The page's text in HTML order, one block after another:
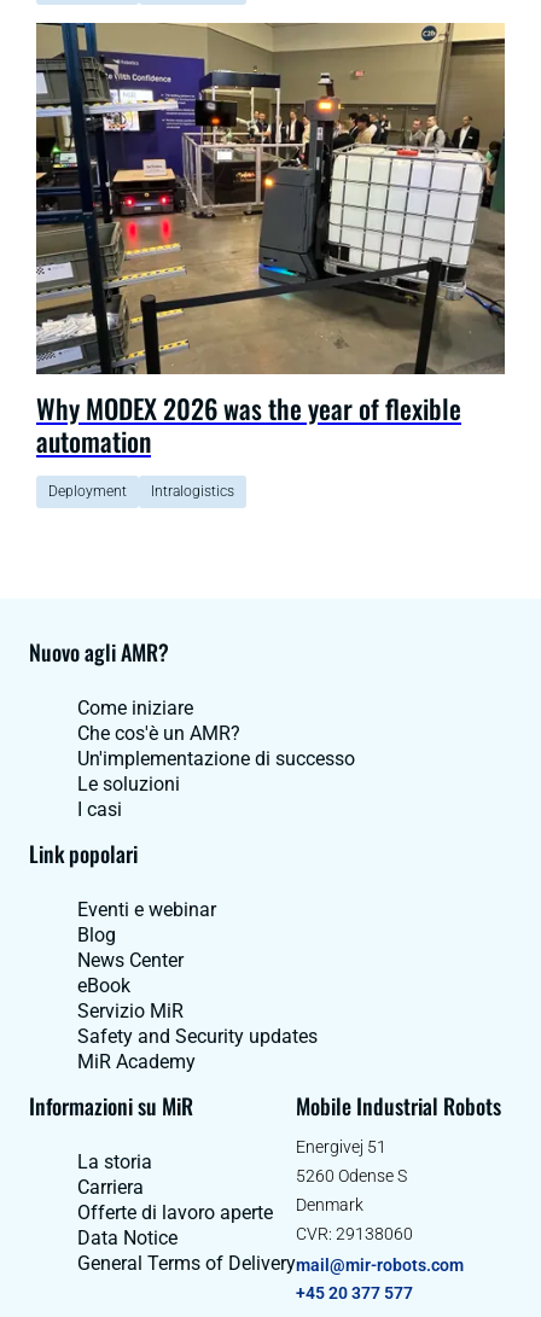
Why MODEX 2026 was the year of flexible
automation
Deployment Intralogistics
Nuovo agli AMR?
Come iniziare
Che cos'è un AMR?
Un'implementazione di successo
Le soluzioni
I casi
Link popolari
Eventi e webinar
Blog
News Center
eBook
Servizio MiR
Safety and Security updates
MiR Academy
Informazioni su MiR
La storia
Carriera
Offerte di lavoro aperte
Data Notice
General Terms of Delivery
Mobile Industrial Robots
Energivej 51
5260 Odense S
Denmark
CVR: 29138060
mail@mir-robots.com
+45 20 377 577